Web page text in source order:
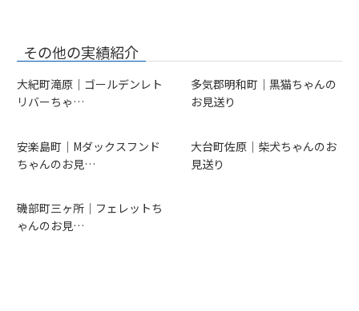
その他の実績紹介
大紀町滝原｜ゴールデンレト
リバーちゃ…
多気郡明和町｜黒猫ちゃんの
お見送り
安楽島町｜Mダックスフンド
ちゃんのお見…
大台町佐原｜柴犬ちゃんのお
見送り
磯部町三ヶ所｜フェレットち
ゃんのお見…